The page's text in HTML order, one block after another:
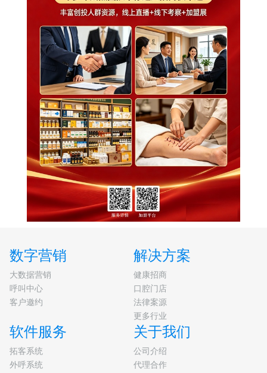
数字营销
大数据营销
呼叫中心
客户邀约
解决方案
健康招商
口腔门店
法律案源
更多行业
软件服务
拓客系统
外呼系统
关于我们
公司介绍
代理合作